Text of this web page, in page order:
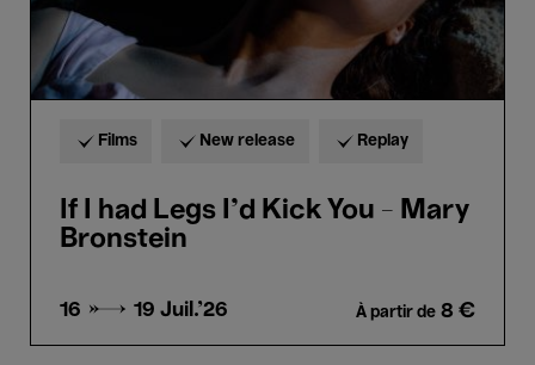
Films New release Replay
If I had Legs I'd Kick You - Mary
Bronstein
16 → 19 Juil.'26 À partir de 8 €